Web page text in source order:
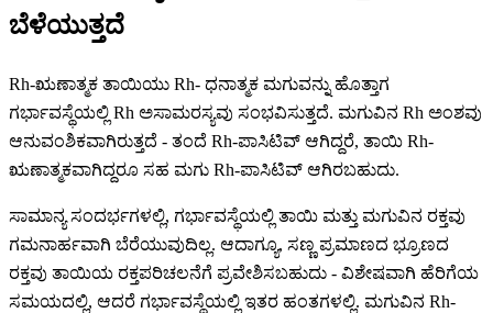
ಬೆಳೆಯುತ್ತದೆ
Rh-ಋಣಾತ್ಮಕ ತಾಯಿಯು Rh- ಧನಾತ್ಮಕ ಮಗುವನ್ನು ಹೊತ್ತಾಗ
ಗರ್ಭಾವಸ್ಥೆಯಲ್ಲಿ Rh ಅಸಾಮರಸ್ಯವು ಸಂಭವಿಸುತ್ತದೆ. ಮಗುವಿನ Rh ಅಂಶವು
ಆನುವಂಶಿಕವಾಗಿರುತ್ತದೆ - ತಂದೆ Rh-ಪಾಸಿಟಿವ್ ಆಗಿದ್ದರೆ, ತಾಯಿ Rh-
ಋಣಾತ್ಮಕವಾಗಿದ್ದರೂ ಸಹ ಮಗು Rh-ಪಾಸಿಟಿವ್ ಆಗಿರಬಹುದು.
ಸಾಮಾನ್ಯ ಸಂದರ್ಭಗಳಲ್ಲಿ, ಗರ್ಭಾವಸ್ಥೆಯಲ್ಲಿ ತಾಯಿ ಮತ್ತು ಮಗುವಿನ ರಕ್ತವು
ಗಮನಾರ್ಹವಾಗಿ ಬೆರೆಯುವುದಿಲ್ಲ. ಆದಾಗ್ಯೂ, ಸಣ್ಣ ಪ್ರಮಾಣದ ಭ್ರೂಣದ
ರಕ್ತವು ತಾಯಿಯ ರಕ್ತಪರಿಚಲನೆಗೆ ಪ್ರವೇಶಿಸಬಹುದು - ವಿಶೇಷವಾಗಿ ಹೆರಿಗೆಯ
ಸಮಯದಲ್ಲಿ, ಆದರೆ ಗರ್ಭಾವಸ್ಥೆಯಲ್ಲಿ ಇತರ ಹಂತಗಳಲ್ಲಿ. ಮಗುವಿನ Rh-